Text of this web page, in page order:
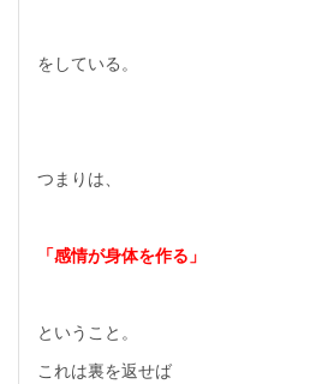
をしている。
つまりは、
「感情が身体を作る」
ということ。
これは裏を返せば